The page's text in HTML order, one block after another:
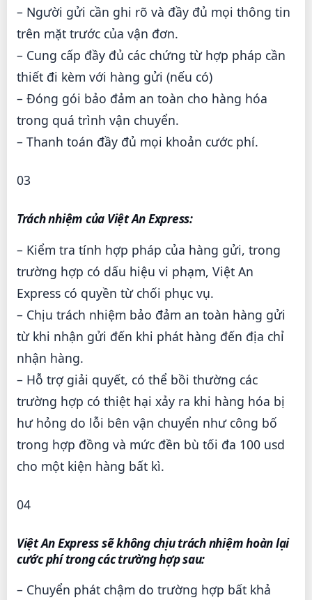
– Người gửi cần ghi rõ và đầy đủ mọi thông tin
trên mặt trước của vận đơn.
– Cung cấp đầy đủ các chứng từ hợp pháp cần
thiết đi kèm với hàng gửi (nếu có)
– Đóng gói bảo đảm an toàn cho hàng hóa
trong quá trình vận chuyển.
– Thanh toán đầy đủ mọi khoản cước phí.
03
Trách nhiệm của Việt An Express:
– Kiểm tra tính hợp pháp của hàng gửi, trong
trường hợp có dấu hiệu vi phạm, Việt An
Express có quyền từ chối phục vụ.
– Chịu trách nhiệm bảo đảm an toàn hàng gửi
từ khi nhận gửi đến khi phát hàng đến địa chỉ
nhận hàng.
– Hỗ trợ giải quyết, có thể bồi thường các
trường hợp có thiệt hại xảy ra khi hàng hóa bị
hư hỏng do lỗi bên vận chuyển như công bố
trong hợp đồng và mức đền bù tối đa 100 usd
cho một kiện hàng bất kì.
04
Việt An Express sẽ không chịu trách nhiệm hoàn lại
cước phí trong các trường hợp sau:
– Chuyển phát chậm do trường hợp bất khả